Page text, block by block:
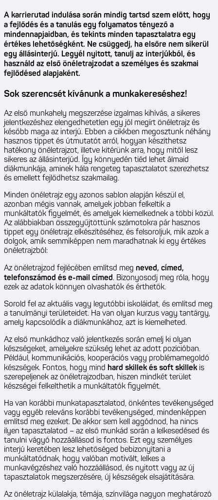
A karrierutad indulása során mindig tartsd szem előtt, hogy
a fejlődés és a tanulás egy folyamatos tényező a
mindennapjaidban, és tekints minden tapasztalatra egy
értékes lehetőségként. Ne csüggedj, ha elsőre nem sikerül
egy állásinterjú. Legyél nyitott, tanulj az interjúkból, és
használd az első önéletrajzodat a személyes és szakmai
fejlődésed alapjaként.
Sok szerencsét kívánunk a munkakereséshez!
Az első munkahely megszerzése izgalmas kihívás, a sikeres
jelentkezéshez elengedhetetlen egy jól megírt önéletrajz és
később maga az interjú. Ebben a cikkben megosztunk néhány
hasznos tippet és útmutatót arról, hogyan készíthetsz
hatékony önéletrajzot, illetve kitérünk arra, hogy mitől lesz
sikeres az állásinterjúd. Így könnyedén tiéd lehet álmaid
diákmunkája, aminek hála rengeteg tapasztalatot szerezhetsz
és emellett fejlődhetsz szakmailag.
Minden önéletrajz egy azonos sablon alapján készül el,
azonban mégis vannak, amelyek jobban felkeltik a
munkáltatók figyelmét, és amelyek kiemelkednek a többi közül.
Az alábbiakban összegyűjtöttünk számotokra pár hasznos
tippet egy önéletrajz elkészítéséhez, és felsoroljuk, mik azok a
dolgok, amik semmiképpen nem maradhatnak ki egy értékes
önéletrajzból:
Az önéletrajzod fejlécében említsd meg neved, címed,
telefonszámod és e-mail címed. Bizonyosodj meg róla, hogy
ezek az adatok könnyen olvashatók és érthetők.
Sorold fel az aktuális vagy legutóbbi iskoláidat, és említsd meg
a tanulmányi területeidet. Ha van olyan kurzus vagy tantárgy,
amely kapcsolódik a diákmunkához, azt is kiemelheted.
Az első munkádhoz való jelentkezés során emelj ki olyan
készségeket, amelyekre szükség lehet az adott pozícióban.
Például, kommunikációs, kooperációs vagy problémamegoldó
készségek. Fontos, hogy mind hard skillek és soft skillek is
szerepeljenek az önéletrajzodban, hiszen mindkét terület
készségei felkelthetik a munkáltatók figyelmét.
Ha van korábbi munkatapasztalatod, önkéntes tevékenységed
vagy egyéb releváns korábbi tevékenységed, mindenképpen
említsd meg ezeket. De akkor sem kell aggódnod, ha nincs
ilyen tapasztalatod – az első munkád során a lelkesedésed és
tanulni vágyó hozzáállásod is fontos. Ezt egy személyes
interjú keretében lesz lehetőséged bebizonyítani a
munkáltatódnak, hogy valóban motivált, lelkes a
munkavégzéshez való hozzáállásod, és nyitott vagy az új
tapasztalatok megszerzésére, új készségek elsajátítására.
Az önéletrajz külalakja, témája, színvilága nagyon meghatározó